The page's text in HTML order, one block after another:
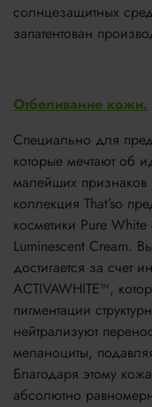
солнцезащитных
запатентован
Отбеливание кожи.
Специально для
которые мечтают об
малейших признаков
коллекция That’so
косметики Pure
Luminescent Cream.
достигается за счет
ACTIVAWHITE™,
пигментации
нейтрализуют
меланоциты,
Благодаря этому
абсолютно